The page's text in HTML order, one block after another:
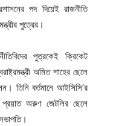
পদ দিয়েই রাজনীতি
পুত্রের।
পুত্রকেই ক্রিকেট
অমিত শাহের ছেলে
তিনি বর্তমানে আইসিসি’র
প্রয়াত অরুণ জেটলির ছেলে